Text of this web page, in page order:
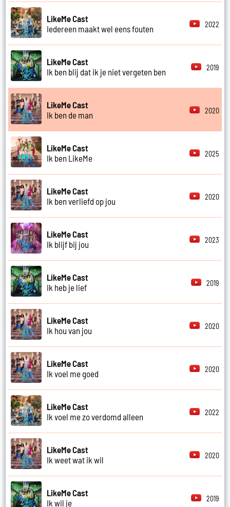
LikeMe Cast
Iedereen maakt wel eens fouten
2022
LikeMe Cast
Ik ben blij dat ik je niet vergeten ben
2019
LikeMe Cast
Ik ben de man
2020
LikeMe Cast
Ik ben LikeMe
2025
LikeMe Cast
Ik ben verliefd op jou
2020
LikeMe Cast
Ik blijf bij jou
2023
LikeMe Cast
Ik heb je lief
2019
LikeMe Cast
Ik hou van jou
2020
LikeMe Cast
Ik voel me goed
2020
LikeMe Cast
Ik voel me zo verdomd alleen
2022
LikeMe Cast
Ik weet wat ik wil
2020
LikeMe Cast
Ik wil je
2019